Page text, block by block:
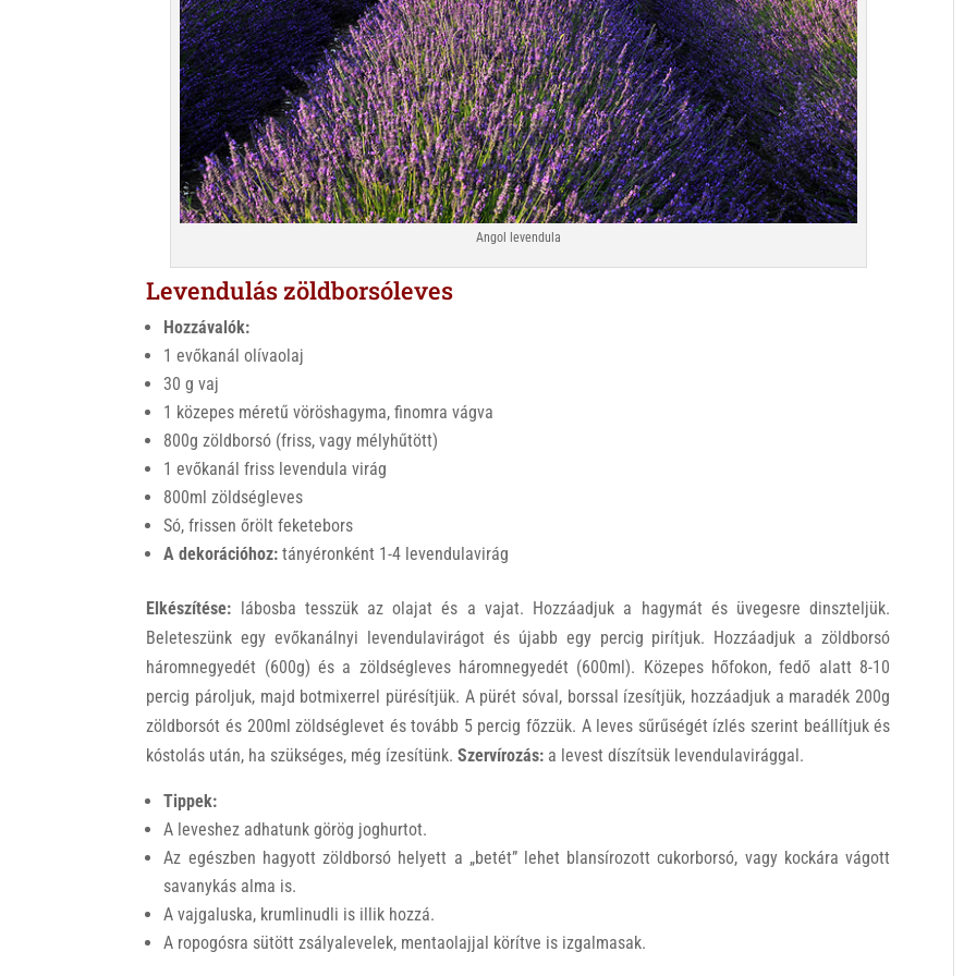
Angol levendula
Levendulás zöldborsóleves
Hozzávalók:
1 evőkanál olívaolaj
30 g vaj
1 közepes méretű vöröshagyma, finomra vágva
800g zöldborsó (friss, vagy mélyhűtött)
1 evőkanál friss levendula virág
800ml zöldségleves
Só, frissen őrölt feketebors
A dekorációhoz: tányéronként 1-4 levendulavirág
Elkészítése: lábosba tesszük az olajat és a vajat. Hozzáadjuk a hagymát és üvegesre dinszteljük.
Beleteszünk egy evőkanálnyi levendulavirágot és újabb egy percig pirítjuk. Hozzáadjuk a zöldborsó
háromnegyedét (600g) és a zöldségleves háromnegyedét (600ml). Közepes hőfokon, fedő alatt 8-10
percig pároljuk, majd botmixerrel pürésítjük. A pürét sóval, borssal ízesítjük, hozzáadjuk a maradék 200g
zöldborsót és 200ml zöldséglevet és tovább 5 percig főzzük. A leves sűrűségét ízlés szerint beállítjuk és
kóstolás után, ha szükséges, még ízesítünk.Szervírozás: a levest díszítsük levendulavirággal.
Tippek:
A leveshez adhatunk görög joghurtot.
Az egészben hagyott zöldborsó helyett a „betét” lehet blansírozott cukorborsó, vagy kockára vágott
savanykás alma is.
A vajgaluska, krumlinudli is illik hozzá.
A ropogósra sütött zsályalevelek, mentaolajjal körítve is izgalmasak.